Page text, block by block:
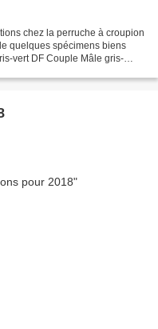
chez la perruche à croupion
quelques spécimens biens
vert DF Couple Mâle gris-